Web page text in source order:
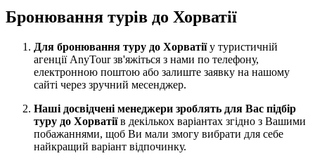
Бронювання турів до Хорватії
Для бронювання туру до Хорватіїу туристичній
агенції AnyTour зв'яжіться з нами по телефону,
електронною поштою або залиште заявку на нашому
сайті через зручний месенджер.
Наші досвідчені менеджери зроблять для Вас підбір
туру до Хорватіїв декількох варіантах згідно з Вашими
побажаннями, щоб Ви мали змогу вибрати для себе
найкращий варіант відпочинку.